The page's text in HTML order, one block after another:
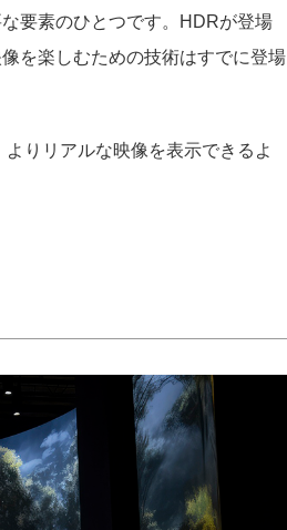
要素のひとつです。HDRが登場
を楽しむための技術はすでに登場
りリアルな映像を表示できるよ